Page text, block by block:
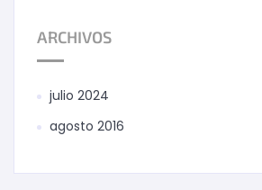
ARCHIVOS
julio 2024
agosto 2016